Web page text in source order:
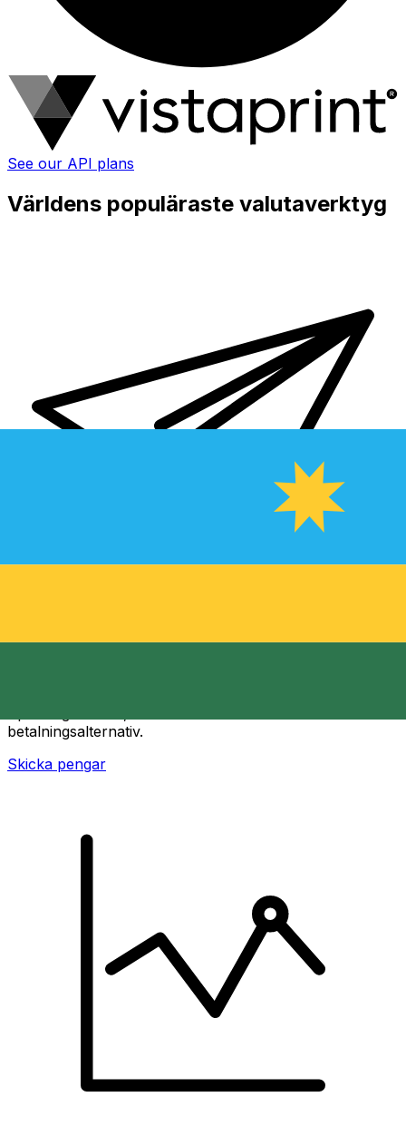
See our API plans
Världens populäraste valutaverktyg
betalningsalternativ.
Skicka pengar